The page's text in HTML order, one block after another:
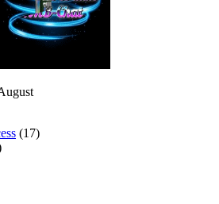
(17)